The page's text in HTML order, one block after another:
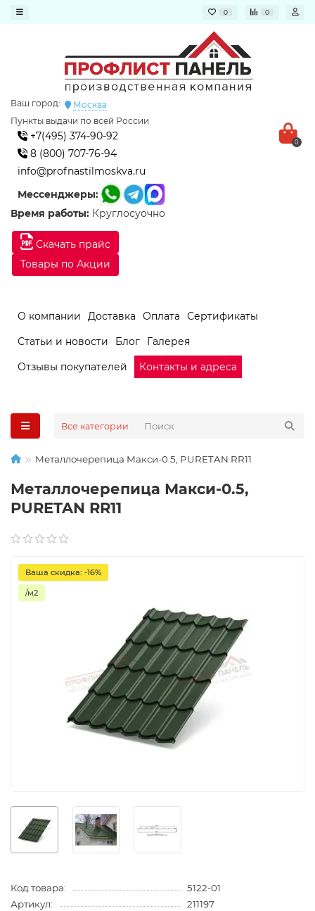
0 0
Скачать прайс
Товары по Акции
Ваш город:
Москва
Пункты выдачи по всей России
+7(495) 374-90-92
8 (800) 707-76-94
info@profnastilmoskva.ru
Мессенджеры:
Время работы: Круглосуочно
0
О компании Доставка Оплата
Сертификаты
Статьи и новости
Блог
Галерея
Отзывы покупателей
Контакты и адреса
Все категории
Металлочерепица Макси-0.5, PURETAN RR11
Металлочерепица Макси-0.5,
PURETAN RR11
Ваша скидка: -16%
/м2
Код товара:
5122-01
Артикул:
211197